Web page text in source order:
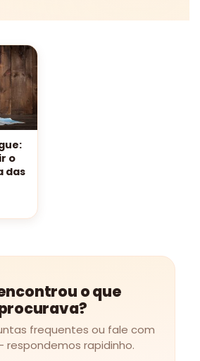
o
das
o que
frequentes ou fale com
respondemos rapidinho.